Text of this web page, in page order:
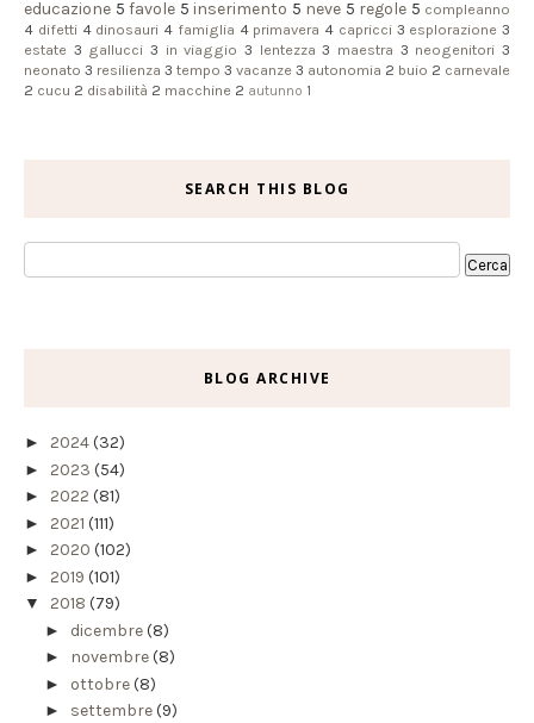
educazione 5 favole 5 inserimento 5 neve 5 regole 5 compleanno
4 difetti 4 dinosauri 4 famiglia 4 primavera 4 capricci 3 esplorazione 3
estate 3 gallucci 3 in viaggio 3 lentezza 3 maestra 3 neogenitori 3
neonato 3 resilienza 3 tempo 3 vacanze 3 autonomia 2 buio 2 carnevale
2 cucu 2 disabilità 2 macchine 2 autunno 1
SEARCH THIS BLOG
BLOG ARCHIVE
► 2024(32)
► 2023 (54)
► 2022 (81)
► 2021 (111)
► 2020 (102)
► 2019 (101)
▼ 2018 (79)
► dicembre(8)
► novembre(8)
► ottobre(8)
► settembre(9)